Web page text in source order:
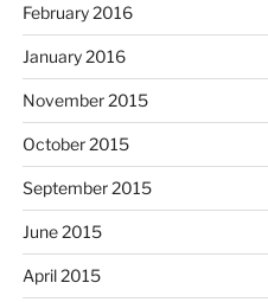
February 2016
January 2016
November 2015
October 2015
September 2015
June 2015
April 2015